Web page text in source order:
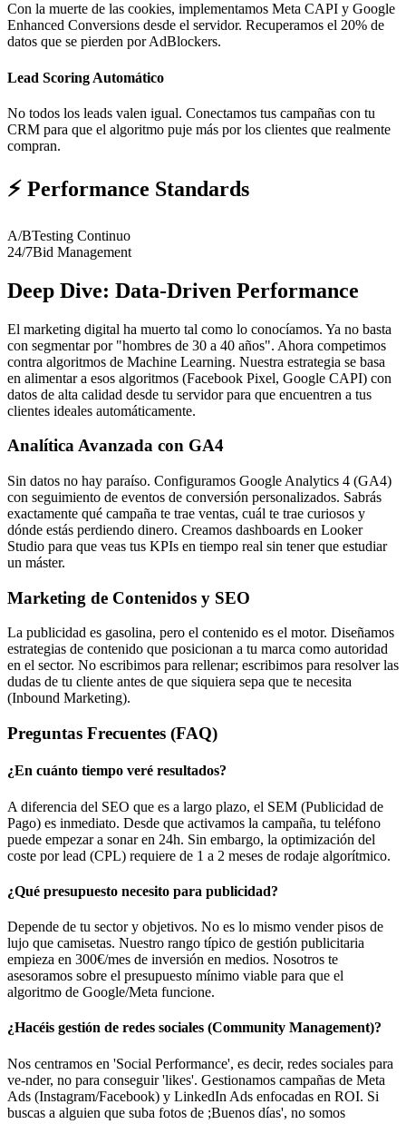
Con la muerte de las cookies, implementamos Meta CAPI y Google
Enhanced Conversions desde el servidor. Recuperamos el 20% de
datos que se pierden por AdBlockers.
Lead Scoring Automático
No todos los leads valen igual. Conectamos tus campañas con tu
CRM para que el algoritmo puje más por los clientes que realmente
compran.
⚡ Performance Standards
A/BTesting Continuo
24/7Bid Management
Deep Dive: Data-Driven Performance
El marketing digital ha muerto tal como lo conocíamos. Ya no basta
con segmentar por "hombres de 30 a 40 años". Ahora competimos
contra algoritmos de Machine Learning. Nuestra estrategia se basa
en alimentar a esos algoritmos (Facebook Pixel, Google CAPI) con
datos de alta calidad desde tu servidor para que encuentren a tus
clientes ideales automáticamente.
Analítica Avanzada con GA4
Sin datos no hay paraíso. Configuramos Google Analytics 4 (GA4)
con seguimiento de eventos de conversión personalizados. Sabrás
exactamente qué campaña te trae ventas, cuál te trae curiosos y
dónde estás perdiendo dinero. Creamos dashboards en Looker
Studio para que veas tus KPIs en tiempo real sin tener que estudiar
un máster.
Marketing de Contenidos y SEO
La publicidad es gasolina, pero el contenido es el motor. Diseñamos
estrategias de contenido que posicionan a tu marca como autoridad
en el sector. No escribimos para rellenar; escribimos para resolver las
dudas de tu cliente antes de que siquiera sepa que te necesita
(Inbound Marketing).
Preguntas Frecuentes (FAQ)
¿En cuánto tiempo veré resultados?
A diferencia del SEO que es a largo plazo, el SEM (Publicidad de
Pago) es inmediato. Desde que activamos la campaña, tu teléfono
puede empezar a sonar en 24h. Sin embargo, la optimización del
coste por lead (CPL) requiere de 1 a 2 meses de rodaje algorítmico.
¿Qué presupuesto necesito para publicidad?
Depende de tu sector y objetivos. No es lo mismo vender pisos de
lujo que camisetas. Nuestro rango típico de gestión publicitaria
empieza en 300€/mes de inversión en medios. Nosotros te
asesoramos sobre el presupuesto mínimo viable para que el
algoritmo de Google/Meta funcione.
¿Hacéis gestión de redes sociales (Community Management)?
Nos centramos en 'Social Performance', es decir, redes sociales para
ve-nder, no para conseguir 'likes'. Gestionamos campañas de Meta
Ads (Instagram/Facebook) y LinkedIn Ads enfocadas en ROI. Si
buscas a alguien que suba fotos de ;Buenos días', no somos